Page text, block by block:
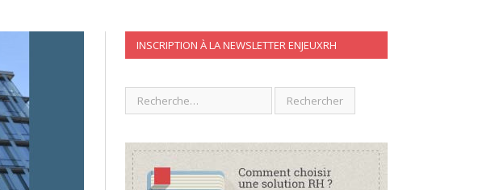
INSCRIPTION À LA NEWSLETTER ENJEUXRH